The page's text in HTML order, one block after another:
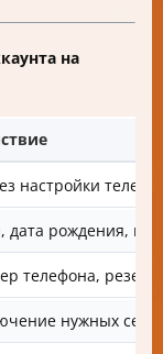
на
настройки
дата рождения,
телефона,
нужных